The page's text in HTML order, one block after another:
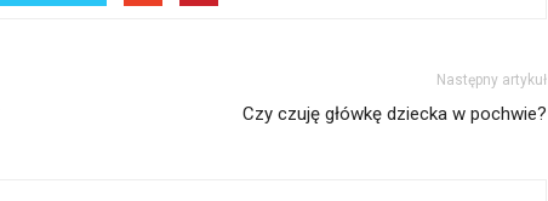
Następny artykuł
Czy czuję główkę dziecka w pochwie?